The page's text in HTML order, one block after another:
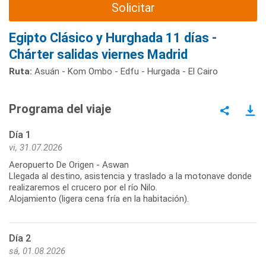
Solicitar
Egipto Clásico y Hurghada 11 días -
Chárter salidas viernes Madrid
Ruta: Asuán - Kom Ombo - Edfu - Hurgada - El Cairo
Programa del viaje
Día 1
vi, 31.07.2026
Aeropuerto De Origen - Aswan
Llegada al destino, asistencia y traslado a la motonave donde
realizaremos el crucero por el río Nilo.
Alojamiento (ligera cena fría en la habitación).
Día 2
sá, 01.08.2026